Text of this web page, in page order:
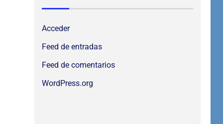
Acceder
Feed de entradas
Feed de comentarios
WordPress.org